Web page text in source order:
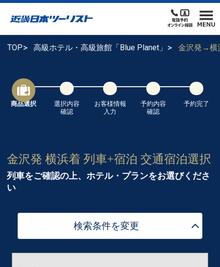
TOP 高級ホテル・高級旅館「Blue Planet」 金沢発→横
商品選択
選択内容
確認
お客様情報
入力
予約内容
確認
予約完了
金沢発 横浜着 列車+宿泊 交通宿泊選択
列車をご確認の上、ホテル・プランをお選びくださ
い
検索条件を変更